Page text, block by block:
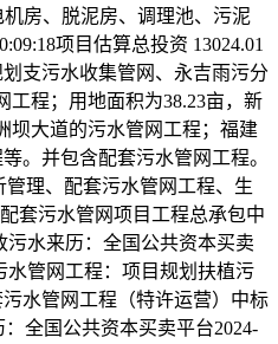
房、脱泥房、调理池、污泥
项目估算总投资 13024.01
支污水收集管网、永吉雨污分
工程；用地面积为38.23亩，新
坝大道的污水管网工程；福建
。并包含配套污水管网工程。
理、配套污水管网工程、生
套污水管网项目工程总承包中
水来历：全国公共资本买卖
水管网工程：项目规划扶植污
水管网工程（特许运营）中标
全国公共资本买卖平台2024-